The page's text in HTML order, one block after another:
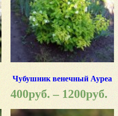
Чубушник венечный Ауреа
400руб. – 1200руб.